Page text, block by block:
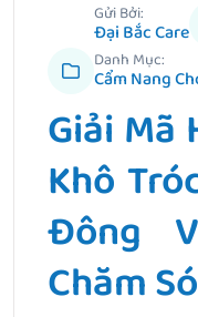
Gửi Bởi:
Đại Bắc Care
Danh Mục:
Cẩm Nang
Giải Mã
Khô
Đông
Chăm